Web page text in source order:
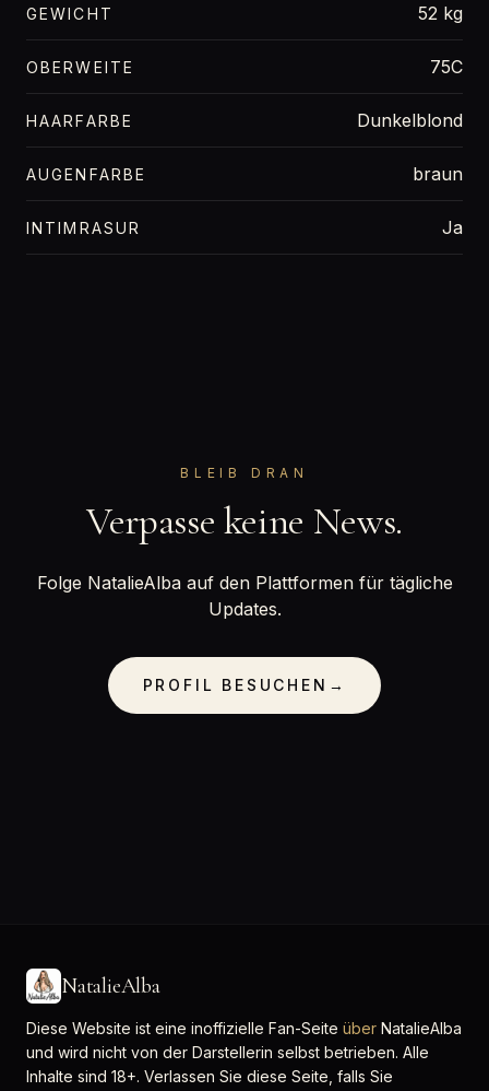
GEWICHT 52 kg
OBERWEITE 75C
HAARFARBE Dunkelblond
AUGENFARBE braun
INTIMRASUR Ja
BLEIB DRAN
Verpasse keine News.
Folge NatalieAlba auf den Plattformen für tägliche
Updates.
PROFIL BESUCHEN →
NatalieAlba
Diese Website ist eine inoffizielle Fan-Seite über NatalieAlba
und wird nicht von der Darstellerin selbst betrieben. Alle
Inhalte sind 18+. Verlassen Sie diese Seite, falls Sie